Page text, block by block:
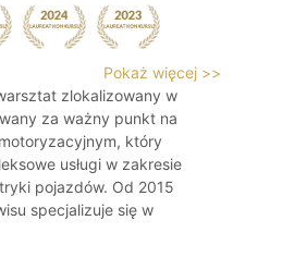
Pokaż więcej >>
zlokalizowany w
za ważny punkt na
który
usługi w zakresie
pojazdów. Od 2015
specjalizuje się w